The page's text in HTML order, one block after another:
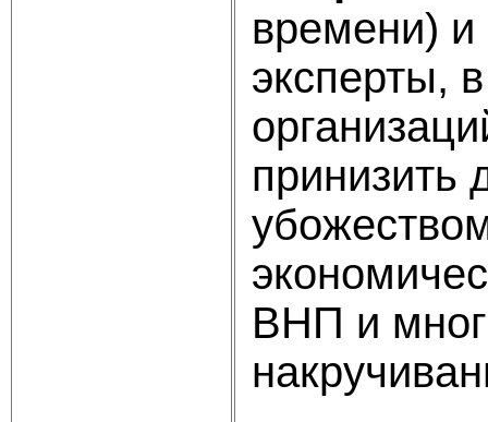
времени) и
эксперты,
принизить
ВНП и